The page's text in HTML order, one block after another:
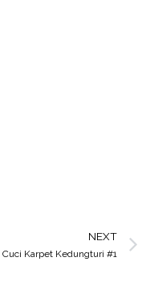
NEXT
Cuci Karpet Kedungturi #1